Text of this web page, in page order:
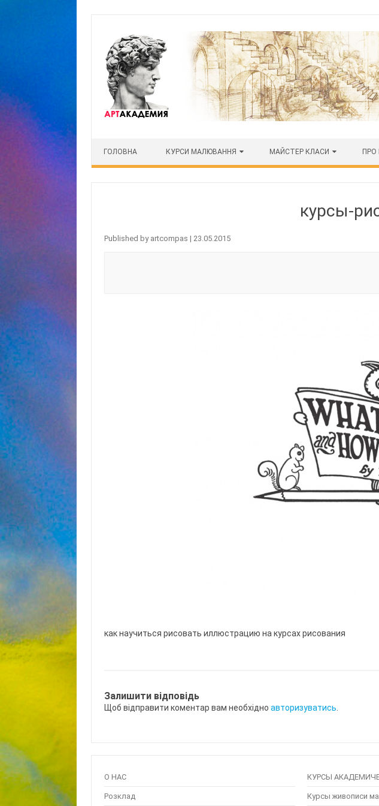
ГОЛОВНА КУРСИ МАЛЮВАННЯ МАЙСТЕР КЛАСИ ПРО
курсы-
Published by artcompas | 23.05.2015
как научиться рисовать иллюстрацию на курсах рисования
Залишити відповідь
Щоб відправити коментар вам необхідно авторизуватись
О НАС
Розклад
КУРСЫ
Курсы живописи